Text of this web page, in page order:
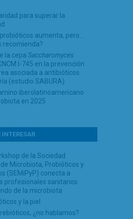
para superar la
aumenta, pero…
recomienda?
la cepa Saccharomyces
I-745 en la prevención
asociada a antibióticos
(estudio SABURA)
iberolatinoamericano
en 2025
INTERESAR
de la Sociedad
Microbiota, Probióticos y
(SEMiPyP) conecta a
profesionales sanitarios
de la microbiota
y la piel
¿no hablamos?